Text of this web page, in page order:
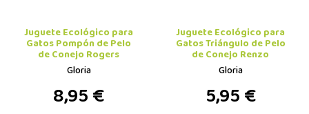
Juguete Ecológico para
Gatos Pompón de Pelo
de Conejo Rogers
Gloria
8,95 €
Juguete Ecológico para
Gatos Triángulo de Pelo
de Conejo Renzo
Gloria
5,95 €